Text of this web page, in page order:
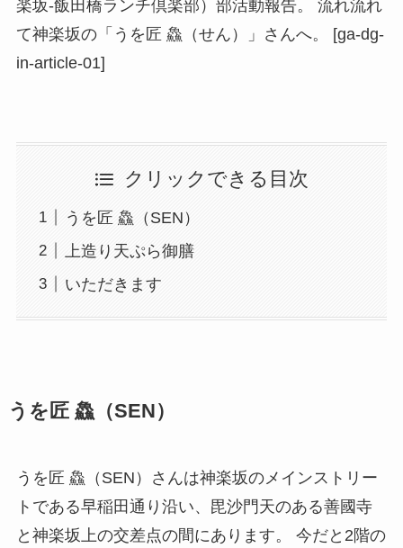
楽坂-飯田橋ランチ倶楽部）部活動報告。 流れ流れ
て神楽坂の「うを匠 鱻（せん）」さんへ。 [ga-dg-
in-article-01]
クリックできる目次
うを匠 鱻（SEN）
上造り天ぷら御膳
いただきます
うを匠 鱻（SEN）
うを匠 鱻（SEN）さんは神楽坂のメインストリー
トである早稲田通り沿い、毘沙門天のある善國寺
と神楽坂上の交差点の間にあります。 今だと2階の